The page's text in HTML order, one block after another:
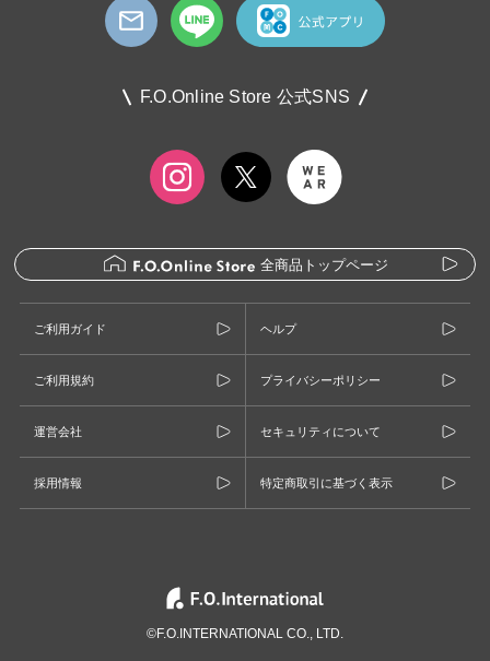
F.O.Online Store 公式SNS
全商品トップページ
ご利用ガイド ヘルプ
ご利用規約 プライバシーポリシー
運営会社 セキュリティについて
採用情報 特定商取引に基づく表示
©F.O.INTERNATIONAL CO., LTD.